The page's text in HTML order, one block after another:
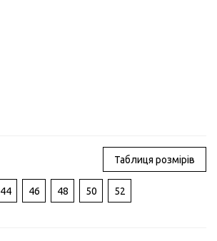
Таблиця розмірів
44 46 48 50 52